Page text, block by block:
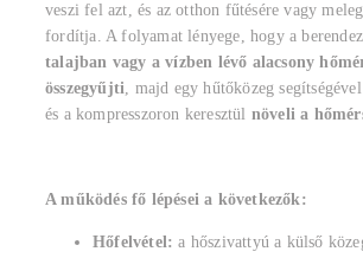
veszi fel azt, és az otthon fűtésére vagy
fordítja. A folyamat lényege, hogy a
talajban vagy a vízben lévő alacsony
összegyűjti, majd egy hűtőközeg
és a kompresszoron keresztül növeli a
A működés fő lépései a következők:
Hőfelvétel: a hőszivattyú a külső